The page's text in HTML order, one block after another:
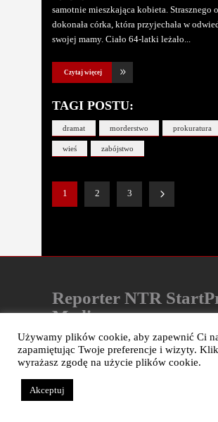
samotnie mieszkająca kobieta. Strasznego
dokonała córka, która przyjechała w
swojej mamy. Ciało 64-latki leżało
Czytaj więcej
TAGI POSTU:
dramat morderstwo prokuratura
wieś zabójstwo
1 2 3
Reporter NTR
Media
e-mail:
ntr.pl
redakcja@reporter-ntr.pl
biuro@reporter-ntr.pl
Używamy plików cookie, aby zapewnić Ci
zapamiętując Twoje preferencje i wizyty.
wyrażasz zgodę na użycie plików cookie.
Akceptuj